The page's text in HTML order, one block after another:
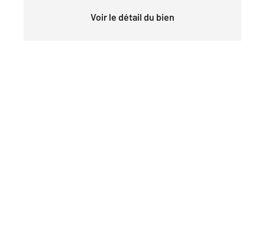
Voir le détail du bien